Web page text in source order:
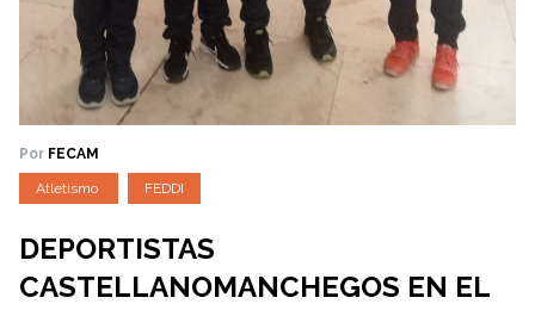
Por FECAM
Atletismo FEDDI
DEPORTISTAS
CASTELLANOMANCHEGOS EN EL